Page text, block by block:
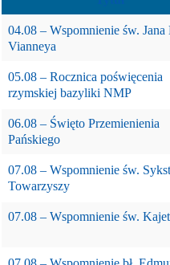
04.08 – Wspomnienie św. Jana
Vianneya
05.08 – Rocznica poświęcenia
rzymskiej bazyliki NMP
06.08 – Święto Przemienienia
Pańskiego
07.08 – Wspomnienie św.
Towarzyszy
07.08 – Wspomnienie św.